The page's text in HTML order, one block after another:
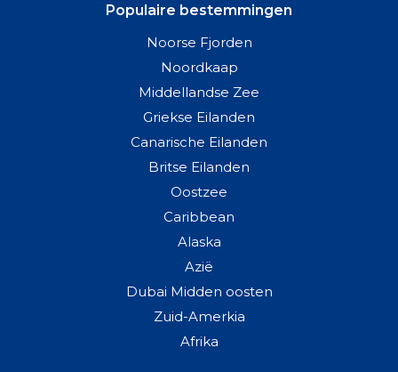
Populaire bestemmingen
Noorse Fjorden
Noordkaap
Middellandse Zee
Griekse Eilanden
Canarische Eilanden
Britse Eilanden
Oostzee
Caribbean
Alaska
Azië
Dubai Midden oosten
Zuid-Amerkia
Afrika